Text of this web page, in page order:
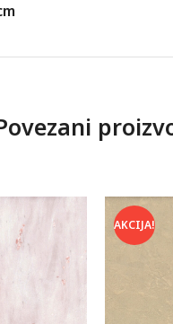
AKCIJA!